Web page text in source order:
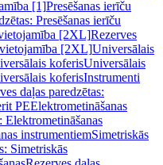
[1]Presēšanas ierīču
Presēšanas ierīču
[2XL]Rezerves
[2XL]Universālais
koferisUniversālais
koferisInstrumenti
daļas paredzētas:
PEElektrometināšanas
Elektrometināšanas
instrumentiemSimetriskās
Simetriskās